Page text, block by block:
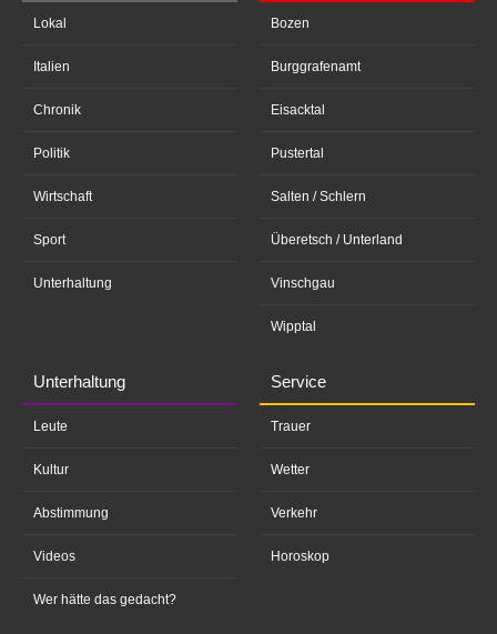
Lokal
Italien
Chronik
Politik
Wirtschaft
Sport
Unterhaltung
Bozen
Burggrafenamt
Eisacktal
Pustertal
Salten / Schlern
Überetsch / Unterland
Vinschgau
Wipptal
Unterhaltung
Leute
Kultur
Abstimmung
Videos
Wer hätte das gedacht?
Service
Trauer
Wetter
Verkehr
Horoskop